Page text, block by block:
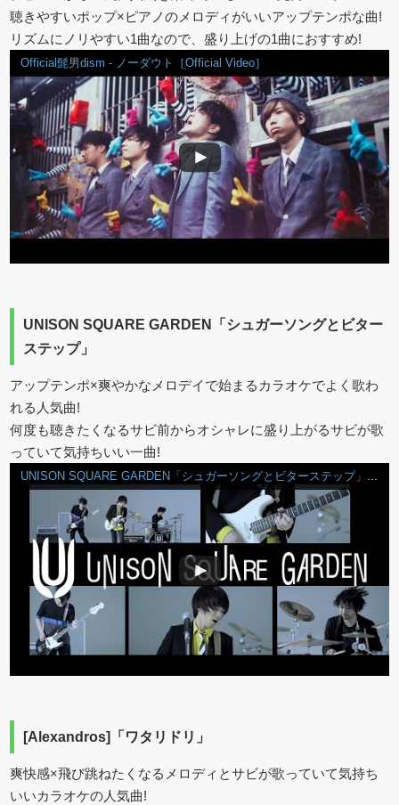
聴きやすいポップ×ピアノのメロディがいいアップテンポな曲!
リズムにノリやすい1曲なので、盛り上げの1曲におすすめ!
Official髭男dism - ノーダウト［Official Video］
UNISON SQUARE GARDEN「シュガーソングとビター
ステップ」
アップテンポ×爽やかなメロデイで始まるカラオケでよく歌わ
れる人気曲!
何度も聴きたくなるサビ前からオシャレに盛り上がるサビが歌
っていて気持ちいい一曲!
UNISON SQUARE GARDEN「シュガーソングとビターステップ」ショートVer.
[Alexandros]「ワタリドリ」
爽快感×飛び跳ねたくなるメロディとサビが歌っていて気持ち
いいカラオケの人気曲!